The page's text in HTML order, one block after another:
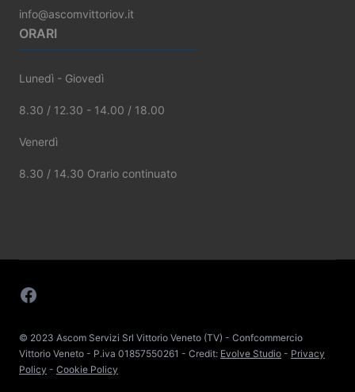
info@ascomvittoriov.it
ORARI
Lunedì - Giovedì
8.30 / 12.30 - 14.00 / 18.00
Venerdì
8.30 / 14.30 Orario continuato
Facebook
© 2023 Ascom Servizi Srl Vittorio Veneto (TV) - Confcommercio
Vittorio Veneto - P.iva 01857550261 - Credit: Evolve Studio - Privacy
Policy - Cookie Policy